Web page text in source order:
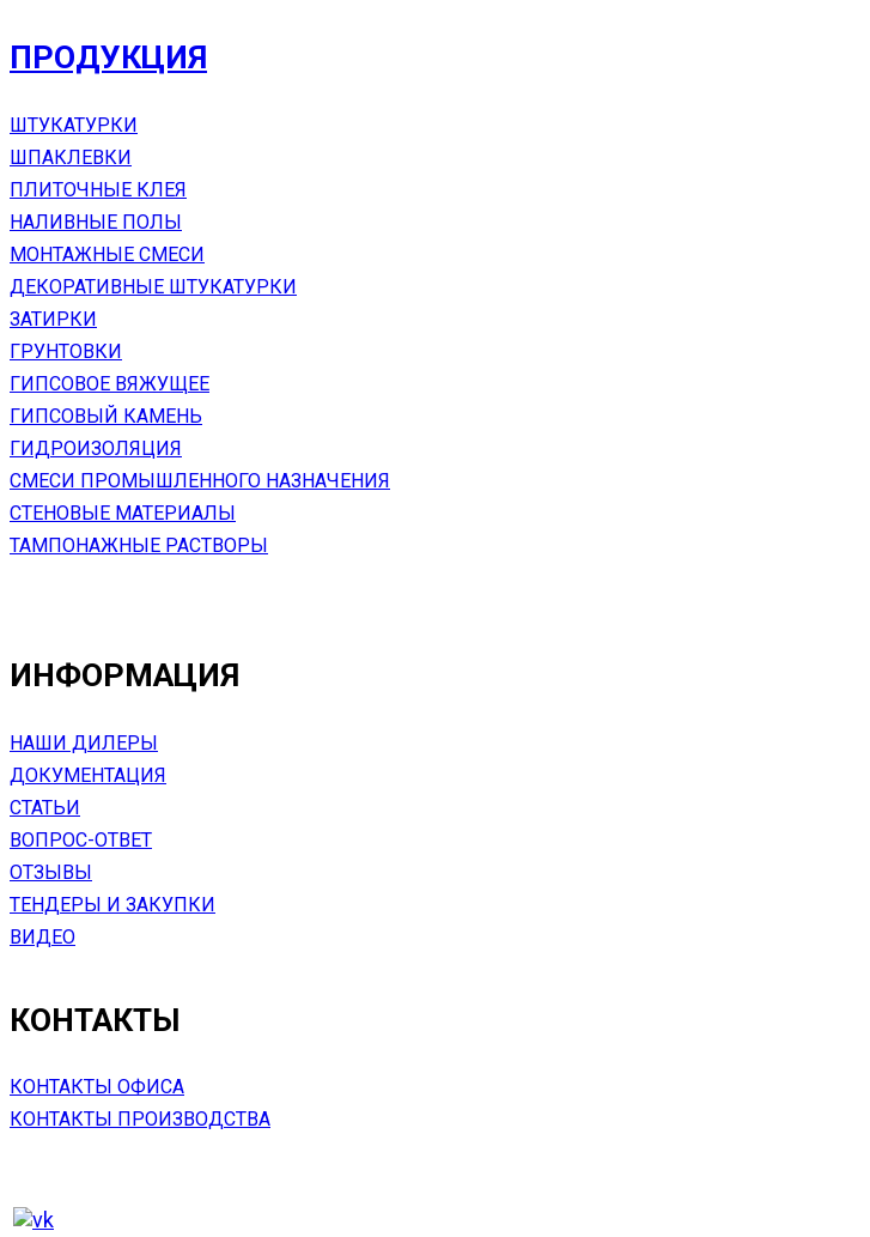
ПРОДУКЦИЯ
ШТУКАТУРКИ
ШПАКЛЕВКИ
ПЛИТОЧНЫЕ КЛЕЯ
НАЛИВНЫЕ ПОЛЫ
МОНТАЖНЫЕ СМЕСИ
ДЕКОРАТИВНЫЕ ШТУКАТУРКИ
ЗАТИРКИ
ГРУНТОВКИ
ГИПСОВОЕ ВЯЖУЩЕЕ
ГИПСОВЫЙ КАМЕНЬ
ГИДРОИЗОЛЯЦИЯ
СМЕСИ ПРОМЫШЛЕННОГО НАЗНАЧЕНИЯ
СТЕНОВЫЕ МАТЕРИАЛЫ
ТАМПОНАЖНЫЕ РАСТВОРЫ
ИНФОРМАЦИЯ
НАШИ ДИЛЕРЫ
ДОКУМЕНТАЦИЯ
СТАТЬИ
ВОПРОС-ОТВЕТ
ОТЗЫВЫ
ТЕНДЕРЫ И ЗАКУПКИ
ВИДЕО
КОНТАКТЫ
КОНТАКТЫ ОФИСА
КОНТАКТЫ ПРОИЗВОДСТВА